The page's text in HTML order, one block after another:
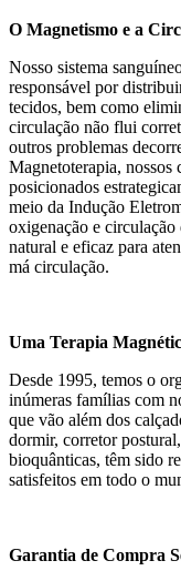
O Magnetismo e a
Nosso sistema
responsável por
tecidos, bem como
circulação não flui
outros problemas
Magnetoterapia, nossos
posicionados
meio da Indução
oxigenação e
natural e eficaz para
má circulação.
Uma Terapia
Desde 1995, temos o
inúmeras famílias com
que vão além dos
dormir, corretor
bioquânticas, têm sido
satisfeitos em todo o
Garantia de Compra